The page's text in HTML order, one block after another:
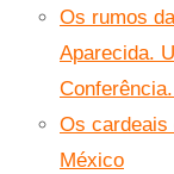
Os rumos
Aparecida.
Os cardeais
México